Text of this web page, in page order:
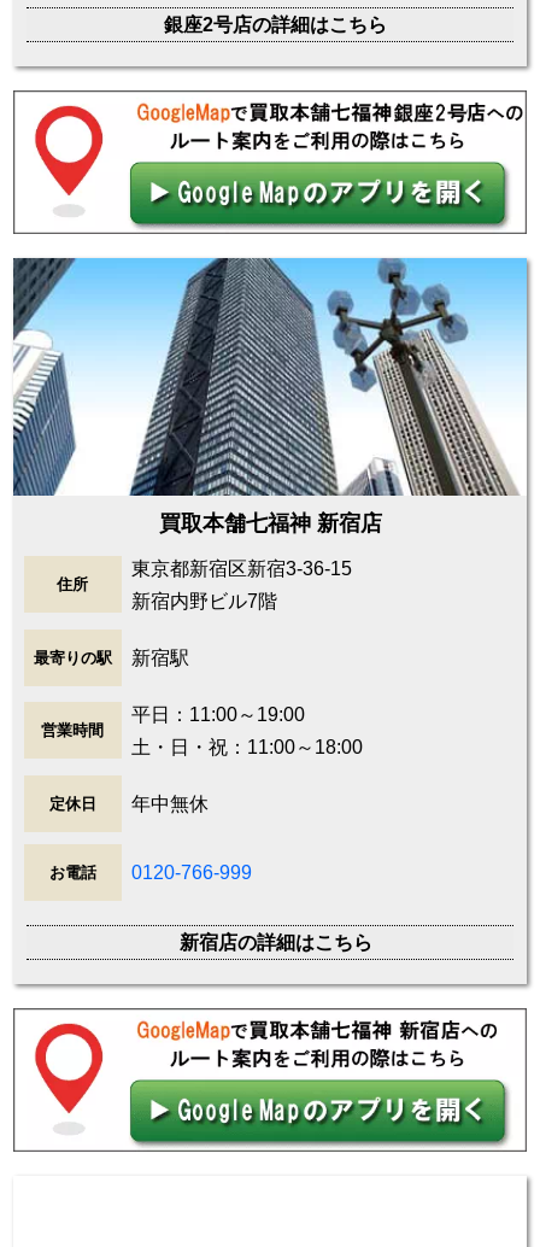
銀座2号店の詳細はこちら
買取本舗七福神 新宿店
住所
東京都新宿区新宿3-36-15
新宿内野ビル7階
最寄りの駅 新宿駅
営業時間
平日：11:00～19:00
土・日・祝：11:00～18:00
定休日 年中無休
お電話 0120-766-999
新宿店の詳細はこちら